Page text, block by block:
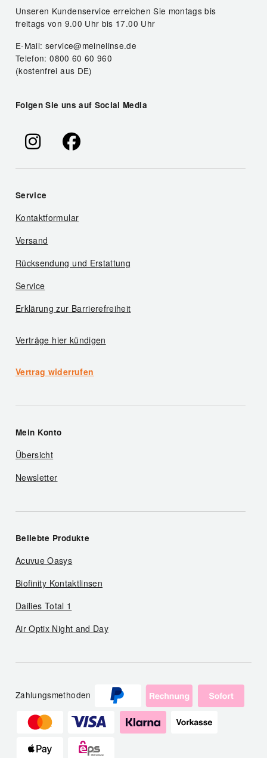
Unseren Kundenservice erreichen Sie montags bis
freitags von 9.00 Uhr bis 17.00 Uhr
E-Mail: service@meinelinse.de
Telefon: 0800 60 60 960
(kostenfrei aus DE)
Folgen Sie uns auf Social Media
Service
Kontaktformular
Versand
Rücksendung und Erstattung
Service
Erklärung zur Barrierefreiheit
Verträge hier kündigen
Vertrag widerrufen
Mein Konto
Übersicht
Newsletter
Beliebte Produkte
Acuvue Oasys
Biofinity Kontaktlinsen
Dailies Total 1
Air Optix Night and Day
Zahlungsmethoden